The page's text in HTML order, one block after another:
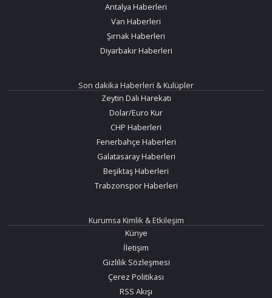
Antalya Haberleri
Van Haberleri
Şırnak Haberleri
Diyarbakır Haberleri
Son dakika Haberleri & Kulüpler
Zeytin Dalı Harekatı
Dolar/Euro Kur
CHP Haberleri
Fenerbahçe Haberleri
Galatasaray Haberleri
Beşiktaş Haberleri
Trabzonspor Haberleri
Kurumsa Kimlik & Etkileşim
Künye
İletişim
Gizlilik Sözleşmesi
Çerez Politikası
RSS Akışı